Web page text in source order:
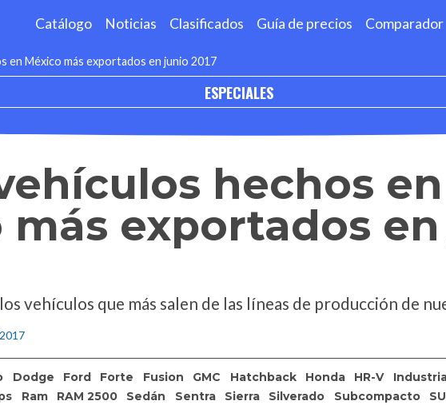
Catálogo Noticias Clasificados Guía de precios Comparador
en México más exportados en junio 2017
ESPECIALES
hechos en
más exportados
vehículos que más salen de las líneas de producción de
Dodge Ford Forte Fusion GMC Hatchback Honda HR-V
Ram RAM 2500 Sedán Sentra Sierra Silverado Subcompacto